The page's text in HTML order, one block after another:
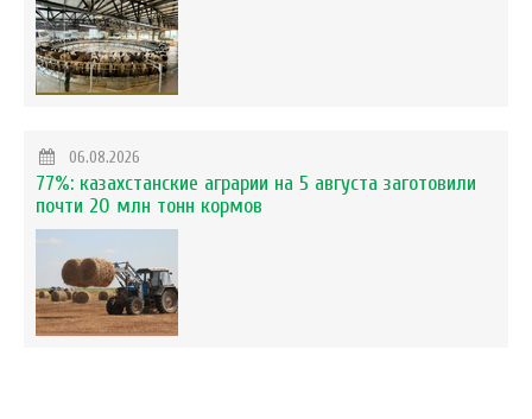
06.08.2026
77%: казахстанские аграрии на 5 августа заготовили
почти 20 млн тонн кормов